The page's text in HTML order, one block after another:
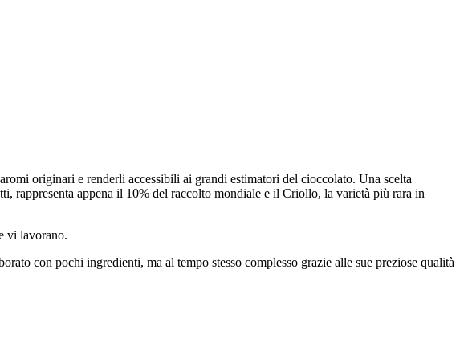
originari e renderli accessibili ai grandi estimatori del cioccolato. Una scelta
rappresenta appena il 10% del raccolto mondiale e il Criollo, la varietà più rara in
vi lavorano.
con pochi ingredienti, ma al tempo stesso complesso grazie alle sue preziose qualità